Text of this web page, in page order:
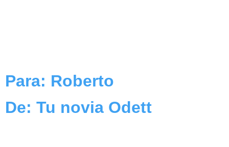
Para: Roberto
De: Tu novia Odett